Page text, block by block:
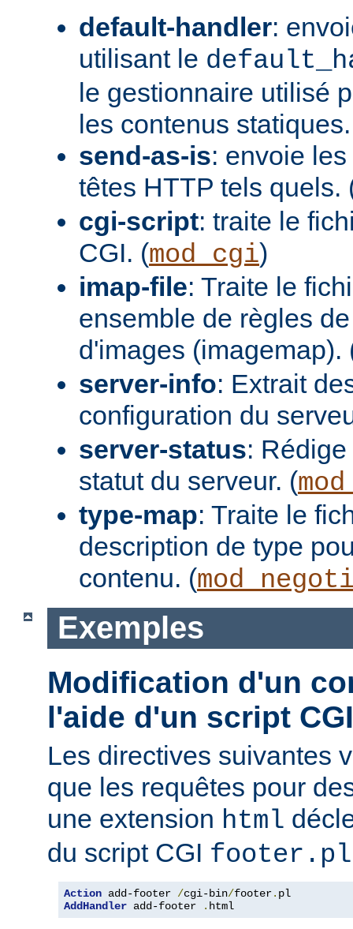
default-handler:
utilisant le
le gestionnaire utilisé
les contenus
send-as-is: envoie
têtes HTTP tels quels.
cgi-script: traite le
CGI. (mod_cgi)
imap-file: Traite le
ensemble de règles
d'images (imagemap).
server-info: Extrait
configuration du
server-status:
statut du serveur. (
type-map: Traite le
description de type
contenu. (
Exemples
Modification d'un
l'aide d'un script CGI
Les directives suivantes
que les requêtes pour
une extension html
du script CGI footer.pl
Action add-footer /cgi-bin/footer.
AddHandler add-footer . html